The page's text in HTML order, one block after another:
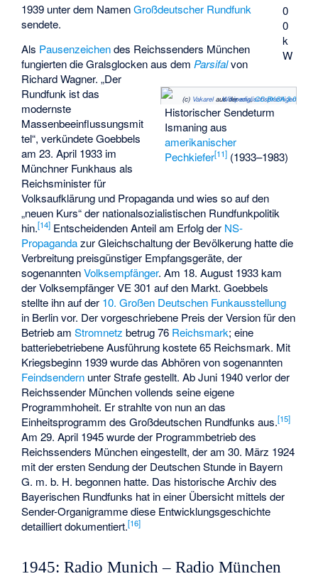
0
0
k
W
(c) Vakarelaus der
englischsprachigen Wikipedia,CC BY-SA 3.0
Historischer Sendeturm
Ismaning aus
amerikanischer
Pechkiefer[11](1933–1983)
1939 unter dem NamenGroßdeutscher Rundfunk
sendete.
Als Pausenzeichendes Reichssenders München
fungierten die Gralsglocken aus dem Parsifalvon
Richard Wagner. „Der
Rundfunk ist das
modernste
Massenbeeinflussungsmit
tel“, verkündete Goebbels
am 23. April 1933 im
Münchner Funkhaus als
Reichsminister für
Volksaufklärung und Propaganda und wies so auf den
„neuen Kurs“ der nationalsozialistischen Rundfunkpolitik
hin.[14] Entscheidenden Anteil am Erfolg der NS-
Propagandazur Gleichschaltung der Bevölkerung hatte die
Verbreitung preisgünstiger Empfangsgeräte, der
sogenanntenVolksempfänger. Am 18. August 1933 kam
der Volksempfänger VE 301 auf den Markt. Goebbels
stellte ihn auf der 10. Großen Deutschen Funkausstellung
in Berlin vor. Der vorgeschriebene Preis der Version für den
Betrieb amStromnetz betrug 76 Reichsmark; eine
batteriebetriebene Ausführung kostete 65 Reichsmark. Mit
Kriegsbeginn 1939 wurde das Abhören von sogenannten
Feindsendern unter Strafe gestellt. Ab Juni 1940 verlor der
Reichssender München vollends seine eigene
Programmhoheit. Er strahlte von nun an das
Einheitsprogramm des Großdeutschen Rundfunks aus.[15]
Am 29. April 1945 wurde der Programmbetrieb des
Reichssenders München eingestellt, der am 30. März 1924
mit der ersten Sendung der Deutschen Stunde in Bayern
G. m. b. H. begonnen hatte. Das historische Archiv des
Bayerischen Rundfunks hat in einer Übersicht mittels der
Sender-Organigramme diese Entwicklungsgeschichte
detailliert dokumentiert.[16]
1945: Radio Munich – Radio München